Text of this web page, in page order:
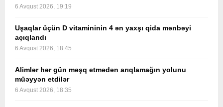
6 Avqust 2026, 19:19
Uşaqlar üçün D vitamininin 4 ən yaxşı qida mənbəyi
açıqlandı
6 Avqust 2026, 18:45
Alimlər hər gün məşq etmədən arıqlamağın yolunu
müəyyən etdilər
6 Avqust 2026, 18:35